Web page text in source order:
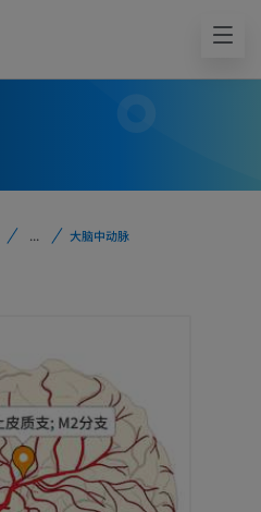
...
大脑中动脉